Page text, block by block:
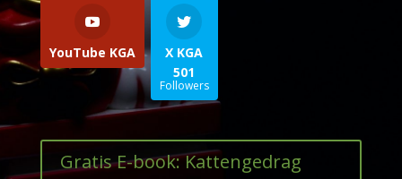
YouTube KGA
X KGA
501
Followers
Gratis E-book: Kattengedrag